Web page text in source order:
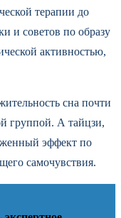
терапии до
и советов по образу
активностью,
сна почти
группой. А тайцзи,
эффект по
самочувствия.